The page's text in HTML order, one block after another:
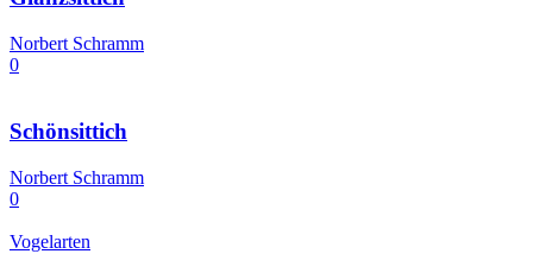
Norbert Schramm
0
Schönsittich
Norbert Schramm
0
Vogelarten